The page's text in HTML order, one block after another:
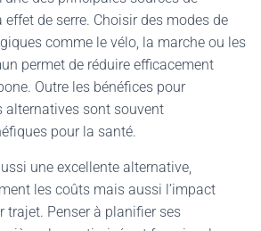
de serre. Choisir des modes de
comme le vélo, la marche ou les
permet de réduire efficacement
Outre les bénéfices pour
alternatives sont souvent
pour la santé.
une excellente alternative,
les coûts mais aussi l’impact
trajet. Penser à planifier ses